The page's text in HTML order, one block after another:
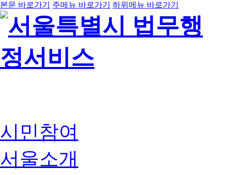
본문 바로가기 주메뉴 바로가기 하위메뉴 바로가기
시민참여
서울소개